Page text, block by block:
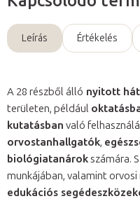
Leírás Értékelés
A 28 részből álló nyitott
területen, például
kutatásban való
orvostanhallgatók,
biológiatanárokszámára.
munkájában, valamint
edukációs